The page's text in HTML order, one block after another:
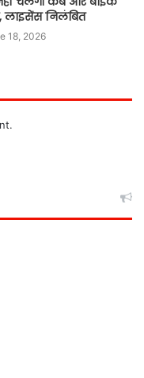
लाइसेंस निलंबित
18, 2026